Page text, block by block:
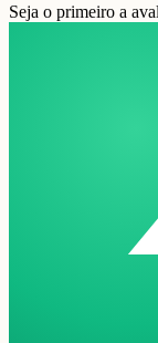
Seja o primeiro a